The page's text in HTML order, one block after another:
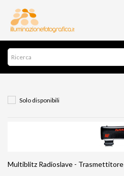
Solo disponibili
Multiblitz Radioslave - Trasmettitore